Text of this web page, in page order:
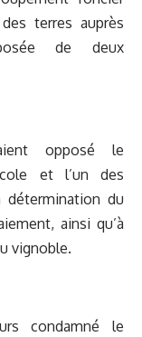
terres auprès
de deux
opposé le
et l’un des
détermination du
ainsi qu’à
vignoble.
condamné le